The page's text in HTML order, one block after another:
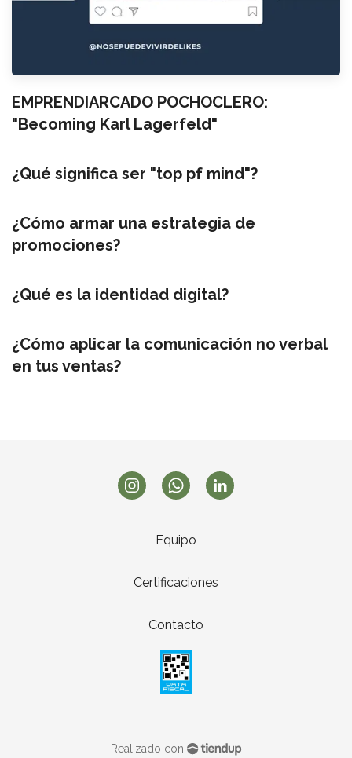
EMPRENDIARCADO POCHOCLERO:
"Becoming Karl Lagerfeld"
¿Qué significa ser "top pf mind"?
¿Cómo armar una estrategia de
promociones?
¿Qué es la identidad digital?
¿Cómo aplicar la comunicación no verbal
en tus ventas?
Equipo
Certificaciones
Contacto
Realizado con